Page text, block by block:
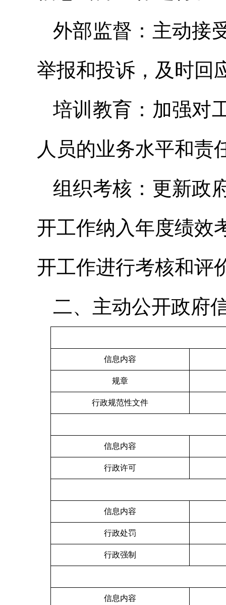
外部监督：主动接
举报和投诉，及时回
培训教育：加强对
人员的业务水平和责
组织考核：更新政
开工作纳入年度绩效
开工作进行考核和评
二、主动公开政府
信息内容
规章
行政规范性文件
信息内容
行政许可
信息内容
行政处罚
行政强制
信息内容